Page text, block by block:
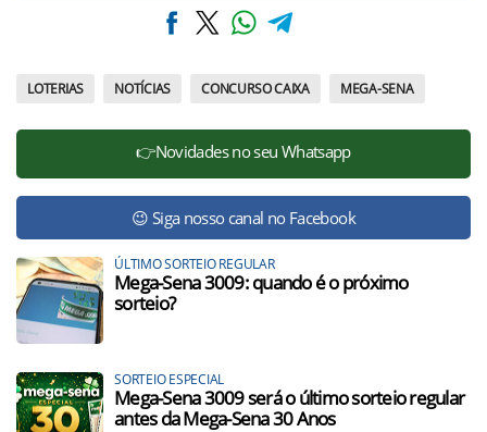
LOTERIAS NOTÍCIAS CONCURSO CAIXA MEGA-SENA
👉Novidades no seu Whatsapp
😉 Siga nosso canal no Facebook
ÚLTIMO SORTEIO REGULAR
Mega-Sena 3009: quando é o próximo
sorteio?
SORTEIO ESPECIAL
Mega-Sena 3009 será o último sorteio regular
antes da Mega-Sena 30 Anos